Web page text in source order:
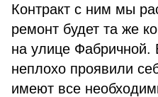
Контракт с ним мы
ремонт будет та же
на улице Фабричной.
неплохо проявили
имеют все